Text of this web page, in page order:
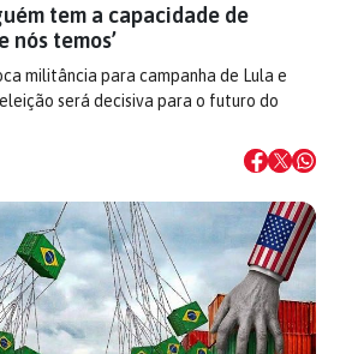
tem a capacidade de
nós temos’
militância para campanha de Lula e
será decisiva para o futuro do